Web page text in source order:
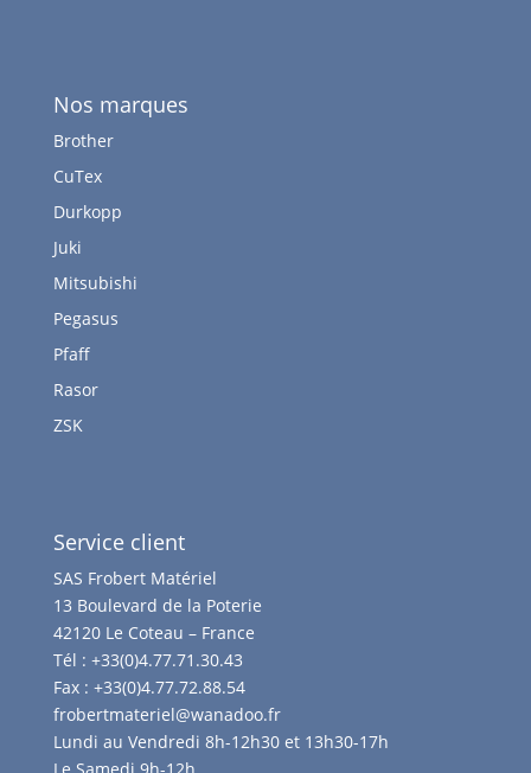
Nos marques
Brother
CuTex
Durkopp
Juki
Mitsubishi
Pegasus
Pfaff
Rasor
ZSK
Service client
SAS Frobert Matériel
13 Boulevard de la Poterie
42120 Le Coteau – France
Tél : +33(0)4.77.71.30.43
Fax : +33(0)4.77.72.88.54
frobertmateriel@wanadoo.fr
Lundi au Vendredi 8h-12h30 et 13h30-17h